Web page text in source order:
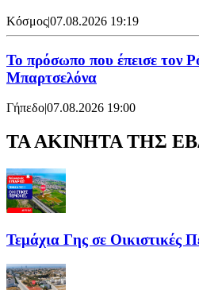
Κόσμος|07.08.2026 19:19
Το πρόσωπο που έπεισε τον
Μπαρτσελόνα
Γήπεδο|07.08.2026 19:00
ΤΑ ΑΚΙΝΗΤΑ ΤΗΣ
Τεμάχια Γης σε Οικιστικές